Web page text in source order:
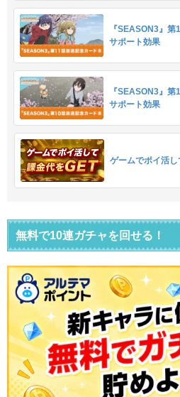
『SEASON3』
サポート効果
『SEASON3』
サポート効果
ゲームでポイ活し
無料で10連ガチャを回せる！